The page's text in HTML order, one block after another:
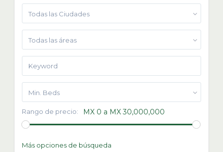
Todas las Ciudades
Todas las áreas
Min. Beds
Rango de precio: MX 0 a MX 30,000,000
Más opciones de búsqueda